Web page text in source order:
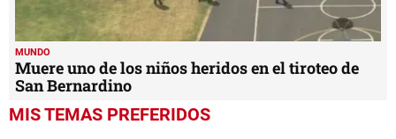
MUNDO
Muere uno de los niños heridos en el tiroteo de
San Bernardino
MIS TEMAS PREFERIDOS